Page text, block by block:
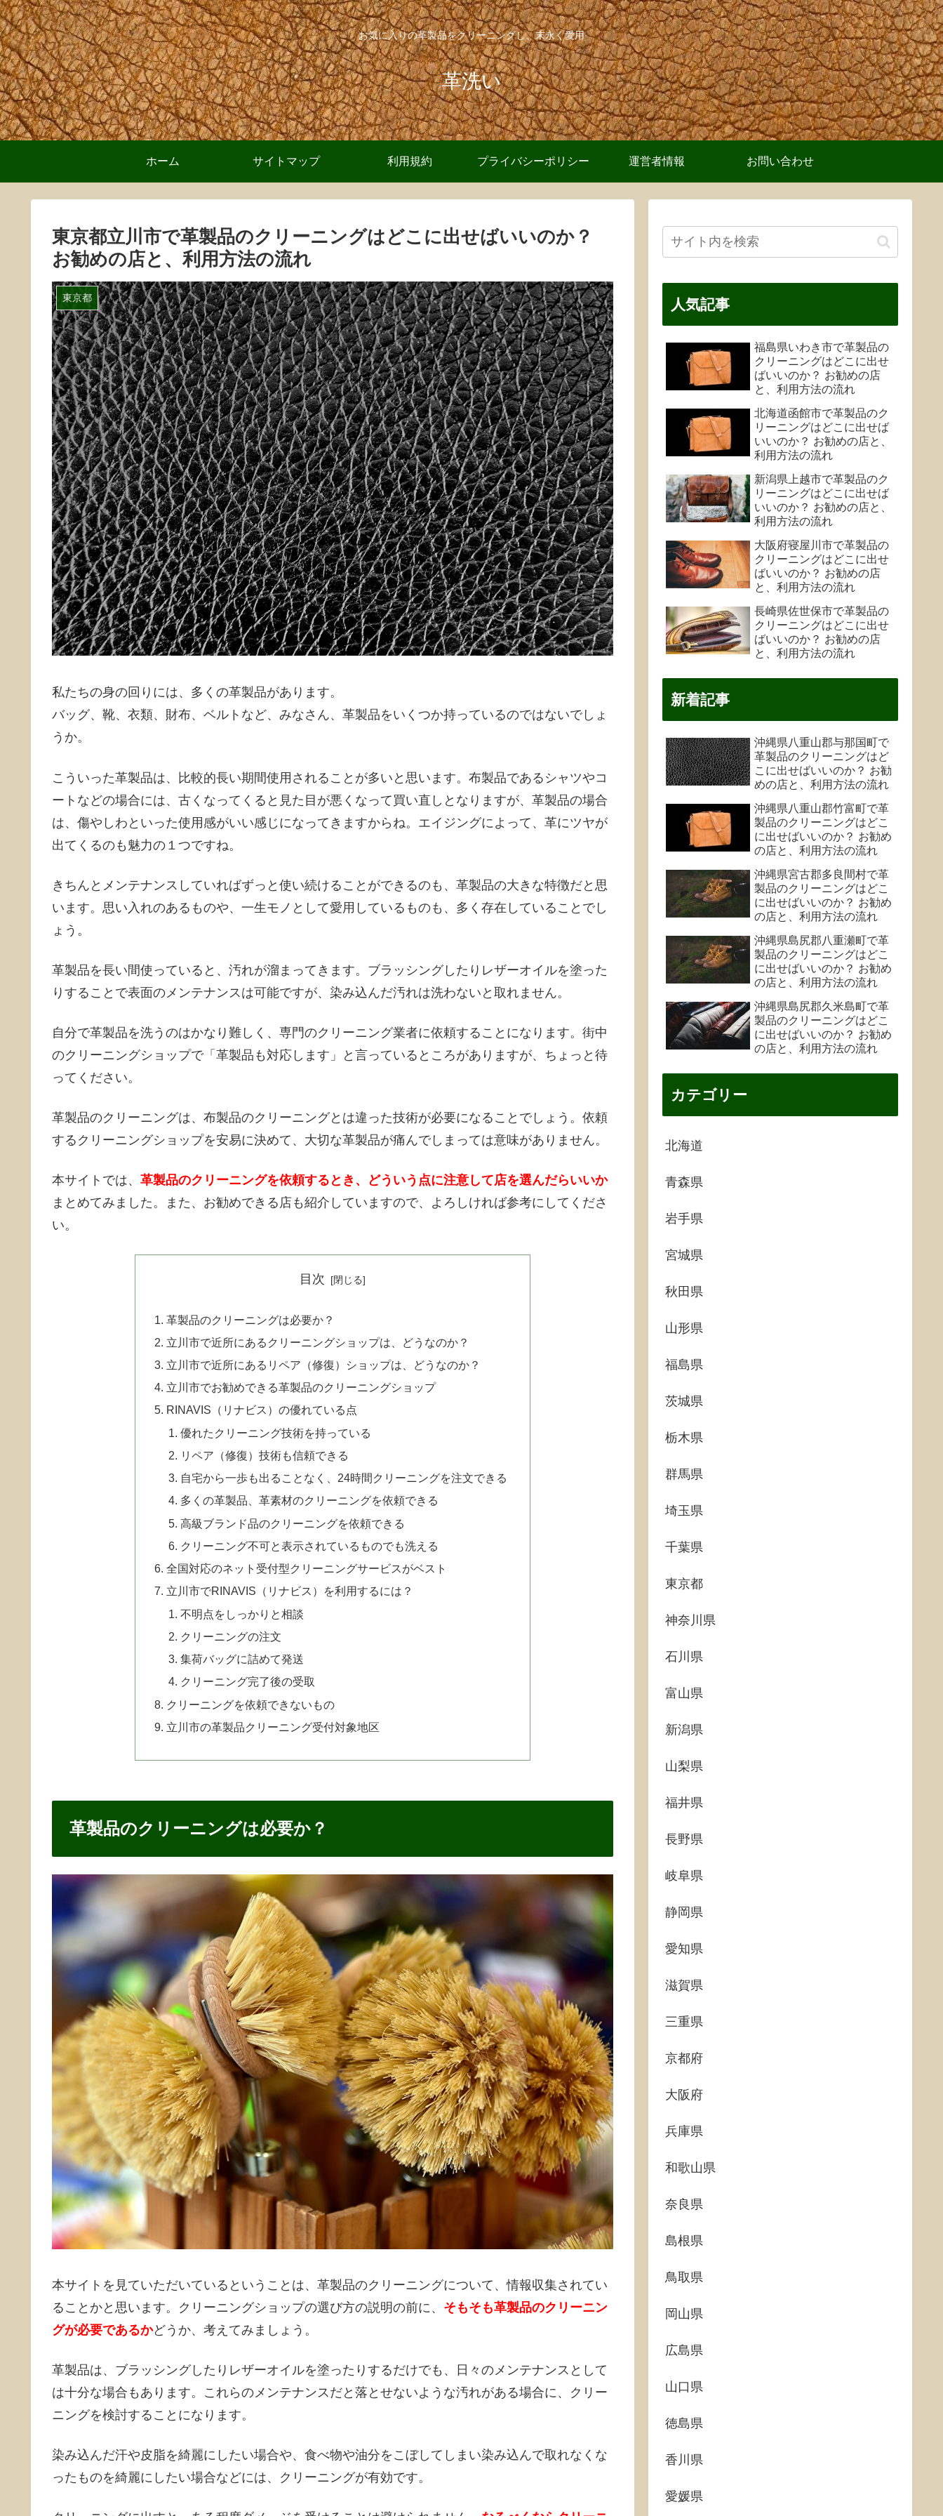
お気に入りの革製品をクリーニングし、末永く愛用
革洗い
ホーム サイトマップ 利用規約 プライバシーポリシー 運営者情報 お問い合わせ
東京都立川市で革製品のクリーニングはどこに出せばいいのか？
お勧めの店と、利用方法の流れ
東京都
私たちの身の回りには、多くの革製品があります。
バッグ、靴、衣類、財布、ベルトなど、みなさん、革製品をいくつか持っているのではないでしょ
うか。
こういった革製品は、比較的長い期間使用されることが多いと思います。布製品であるシャツやコ
ートなどの場合には、古くなってくると見た目が悪くなって買い直しとなりますが、革製品の場合
は、傷やしわといった使用感がいい感じになってきますからね。エイジングによって、革にツヤが
出てくるのも魅力の１つですね。
きちんとメンテナンスしていればずっと使い続けることができるのも、革製品の大きな特徴だと思
います。思い入れのあるものや、一生モノとして愛用しているものも、多く存在していることでし
ょう。
革製品を長い間使っていると、汚れが溜まってきます。ブラッシングしたりレザーオイルを塗った
りすることで表面のメンテナンスは可能ですが、染み込んだ汚れは洗わないと取れません。
自分で革製品を洗うのはかなり難しく、専門のクリーニング業者に依頼することになります。街中
のクリーニングショップで「革製品も対応します」と言っているところがありますが、ちょっと待
ってください。
革製品のクリーニングは、布製品のクリーニングとは違った技術が必要になることでしょう。依頼
するクリーニングショップを安易に決めて、大切な革製品が痛んでしまっては意味がありません。
本サイトでは、 革製品のクリーニングを依頼するとき、どういう点に注意して店を選んだらいいか
まとめてみました。また、お勧めできる店も紹介していますので、よろしければ参考にしてくださ
い。
目次
革製品のクリーニングは必要か？
立川市で近所にあるクリーニングショップは、どうなのか？
立川市で近所にあるリペア（修復）ショップは、どうなのか？
立川市でお勧めできる革製品のクリーニングショップ
RINAVIS（リナビス）の優れている点
優れたクリーニング技術を持っている
リペア（修復）技術も信頼できる
自宅から一歩も出ることなく、24時間クリーニングを注文できる
多くの革製品、革素材のクリーニングを依頼できる
高級ブランド品のクリーニングを依頼できる
クリーニング不可と表示されているものでも洗える
全国対応のネット受付型クリーニングサービスがベスト
立川市でRINAVIS（リナビス）を利用するには？
不明点をしっかりと相談
クリーニングの注文
集荷バッグに詰めて発送
クリーニング完了後の受取
クリーニングを依頼できないもの
立川市の革製品クリーニング受付対象地区
革製品のクリーニングは必要か？
本サイトを見ていただいているということは、革製品のクリーニングについて、情報収集されてい
ることかと思います。クリーニングショップの選び方の説明の前に、 そもそも革製品のクリーニン
グが必要であるかどうか、考えてみましょう。
革製品は、ブラッシングしたりレザーオイルを塗ったりするだけでも、日々のメンテナンスとして
は十分な場合もあります。これらのメンテナンスだと落とせないような汚れがある場合に、クリー
ニングを検討することになります。
染み込んだ汗や皮脂を綺麗にしたい場合や、食べ物や油分をこぼしてしまい染み込んで取れなくな
ったものを綺麗にしたい場合などには、クリーニングが有効です。
人気記事
福島県いわき市で革製品の
クリーニングはどこに出せ
ばいいのか？ お勧めの店
と、利用方法の流れ
北海道函館市で革製品のク
リーニングはどこに出せば
いいのか？ お勧めの店と、
利用方法の流れ
新潟県上越市で革製品のク
リーニングはどこに出せば
いいのか？ お勧めの店と、
利用方法の流れ
大阪府寝屋川市で革製品の
クリーニングはどこに出せ
ばいいのか？ お勧めの店
と、利用方法の流れ
長崎県佐世保市で革製品の
クリーニングはどこに出せ
ばいいのか？ お勧めの店
と、利用方法の流れ
新着記事
沖縄県八重山郡与那国町で
革製品のクリーニングはど
こに出せばいいのか？ お勧
めの店と、利用方法の流れ
沖縄県八重山郡竹富町で革
製品のクリーニングはどこ
に出せばいいのか？ お勧め
の店と、利用方法の流れ
沖縄県宮古郡多良間村で革
製品のクリーニングはどこ
に出せばいいのか？ お勧め
の店と、利用方法の流れ
沖縄県島尻郡八重瀬町で革
製品のクリーニングはどこ
に出せばいいのか？ お勧め
の店と、利用方法の流れ
沖縄県島尻郡久米島町で革
製品のクリーニングはどこ
に出せばいいのか？ お勧め
の店と、利用方法の流れ
カテゴリー
北海道
青森県
岩手県
宮城県
秋田県
山形県
福島県
茨城県
栃木県
群馬県
埼玉県
千葉県
東京都
神奈川県
石川県
富山県
新潟県
山梨県
福井県
長野県
岐阜県
静岡県
愛知県
滋賀県
三重県
京都府
大阪府
兵庫県
和歌山県
奈良県
島根県
鳥取県
岡山県
広島県
山口県
徳島県
香川県
愛媛県